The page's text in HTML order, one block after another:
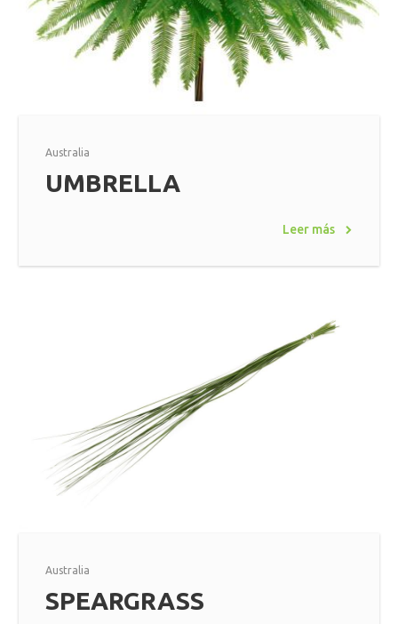
Australia
UMBRELLA
Leer más
Australia
SPEARGRASS